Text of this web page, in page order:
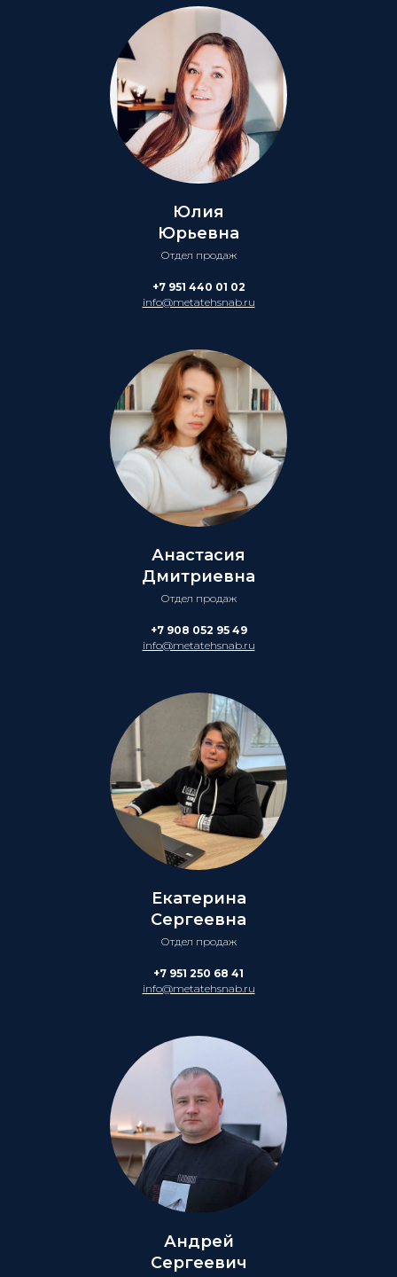
Юлия
Юрьевна
Отдел продаж
+7 951 440 01 02
info@metatehsnab.ru
Анастасия
Дмитриевна
Отдел продаж
+7 908 052 95 49
info@metatehsnab.ru
Екатерина
Сергеевна
Отдел продаж
+7 951 250 68 41
info@metatehsnab.ru
Андрей
Сергеевич